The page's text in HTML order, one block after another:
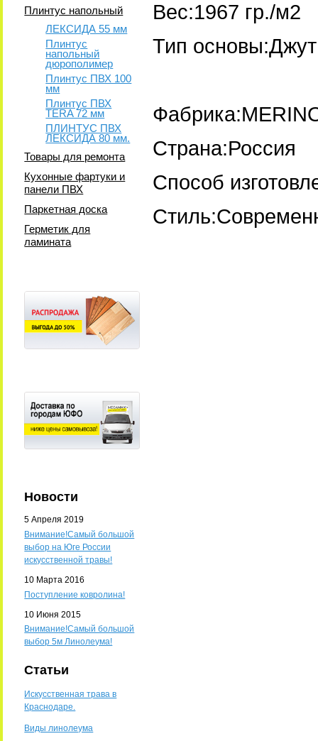
Плинтус напольный
ЛЕКСИДА 55 мм
Плинтус
напольный
дюрополимер
Плинтус ПВХ 100
мм
Плинтус ПВХ
TERA 72 мм
ПЛИНТУС ПВХ
ЛЕКСИДА 80 мм.
Товары для ремонта
Кухонные фартуки и
панели ПВХ
Паркетная доска
Герметик для
ламината
Новости
5 Апреля 2019
Внимание!Самый большой
выбор на Юге России
искусственной травы!
10 Марта 2016
Поступление ковролина!
10 Июня 2015
Внимание!Самый большой
выбор 5м Линолеума!
Статьи
Искусственная трава в
Краснодаре.
Виды линолеума
Вес:1967 гр./м2
Тип основы:Джут
Страна:Россия
Способ